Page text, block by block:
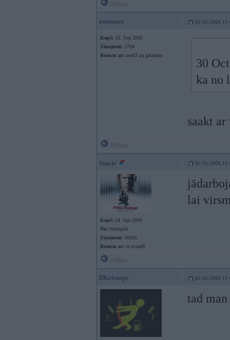
otomars 30. Oct 2009,
Kopš: 16. Sep 2005
Ziņojumi: 3704
Braucu ar: mn83 pa garaazhu
30
ka no
saakt
Staris 30. Oct 2009,
Kopš: 24. Apr 2006
No: Ventspils
Ziņojumi: 30616
Braucu ar: ra ucuarB
lai
DKristaps 30. Oct 2009,
tad